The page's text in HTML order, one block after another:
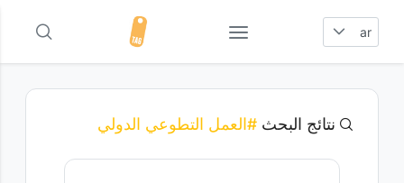
ar
نتائج البحث #العمل التطوعي الدولي